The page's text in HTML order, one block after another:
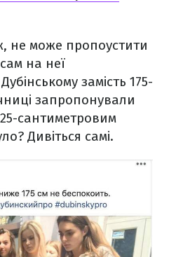
не може пропоустити
на неї
замість 175-
запропонували
сантиметровим
Дивіться самі.